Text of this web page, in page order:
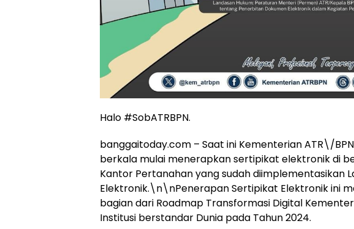
Halo #SobATRBPN.
banggaitoday.com – Saat ini Kementerian ATR\/
berkala mulai menerapkan sertipikat elektronik di
Kantor Pertanahan yang sudah diimplementasikan
Elektronik.\n\nPenerapan Sertipikat Elektronik ini
bagian dari Roadmap Transformasi Digital
Institusi berstandar Dunia pada Tahun 2024.